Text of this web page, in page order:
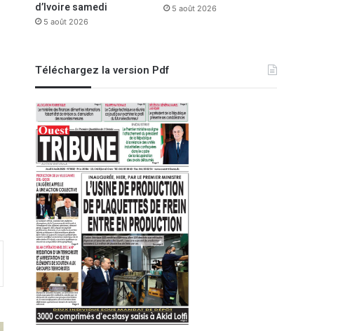
d’Ivoire samedi
5 août 2026
5 août 2026
Téléchargez la version Pdf